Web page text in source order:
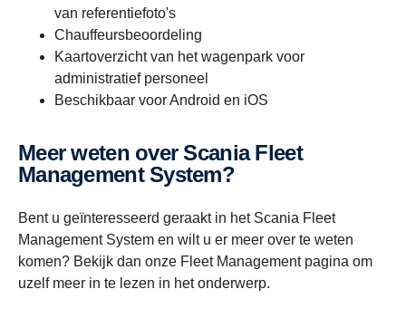
van referentiefoto's
Chauffeursbeoordeling
Kaartoverzicht van het wagenpark voor
administratief personeel
Beschikbaar voor Android en iOS
Meer weten over Scania Fleet
Management System?
Bent u geïnteresseerd geraakt in het Scania Fleet
Management System en wilt u er meer over te weten
komen? Bekijk dan onze Fleet Management pagina om
uzelf meer in te lezen in het onderwerp.